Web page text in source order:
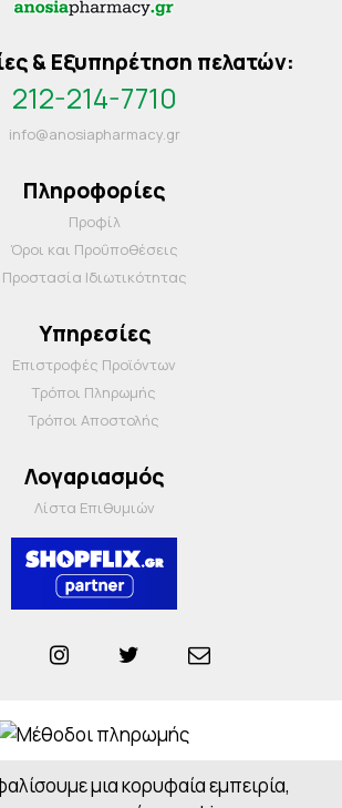
& Εξυπηρέτηση πελατών:
212-214-7710
info@anosiapharmacy.gr
Πληροφορίες
Προφίλ
Όροι και Προΰποθέσεις
Προστασία Ιδιωτικότητας
Υπηρεσίες
Επιστροφές Προϊόντων
Τρόποι Πληρωμής
Τρόποι Αποστολής
Λογαριασμός
Λίστα Επιθυμιών
© 2026 - All Rights Reserved
μια κορυφαία εμπειρία,